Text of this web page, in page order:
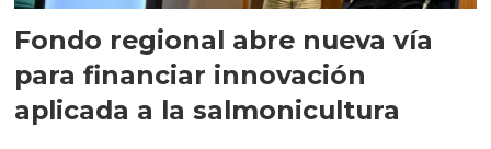
Fondo regional abre nueva vía
para financiar innovación
aplicada a la salmonicultura